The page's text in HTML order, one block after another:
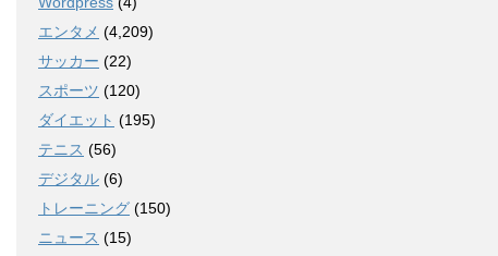
エンタメ (4,209)
サッカー (22)
スポーツ (120)
ダイエット (195)
テニス (56)
デジタル (6)
トレーニング (150)
ニュース (15)